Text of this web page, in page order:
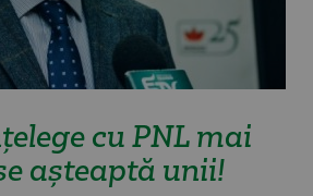
cu PNL mai
aşteaptă unii!